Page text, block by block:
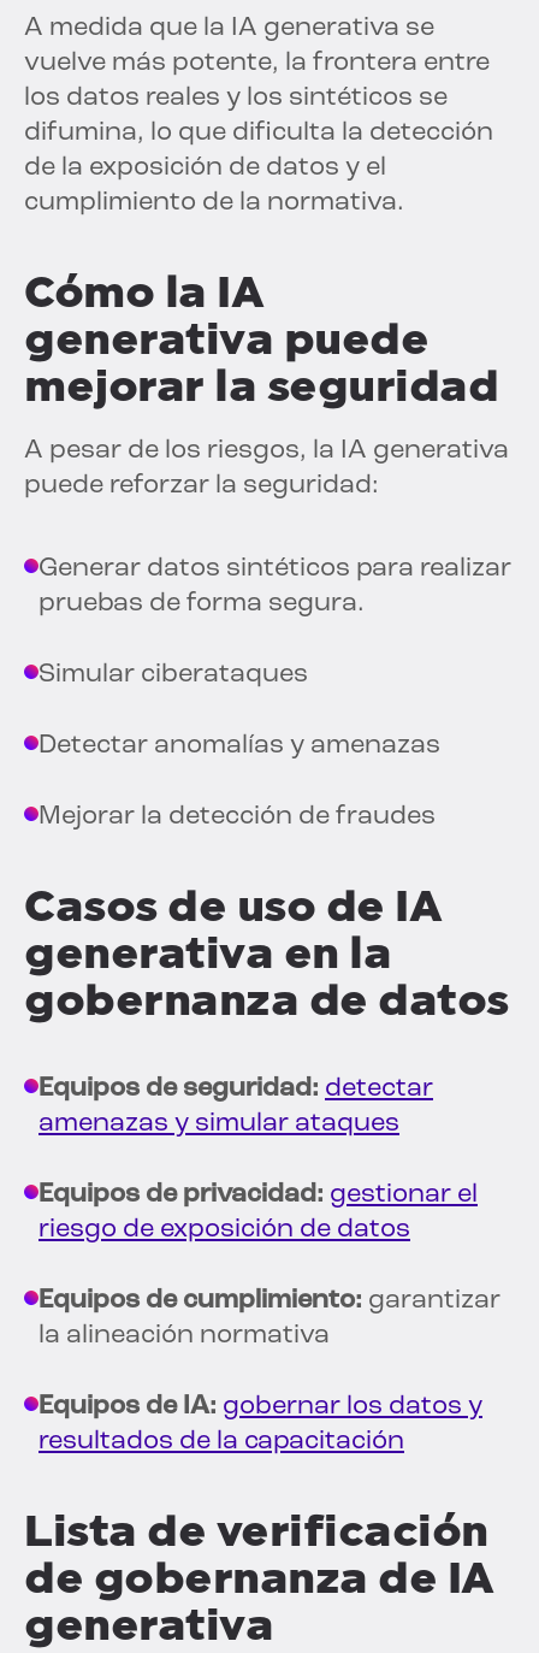
A medida que la IA generativa se
vuelve más potente, la frontera entre
los datos reales y los sintéticos se
difumina, lo que dificulta la detección
de la exposición de datos y el
cumplimiento de la normativa.
Cómo la IA
generativa puede
mejorar la seguridad
A pesar de los riesgos, la IA generativa
puede reforzar la seguridad:
Generar datos sintéticos para realizar
pruebas de forma segura.
Simular ciberataques
Detectar anomalías y amenazas
Mejorar la detección de fraudes
Casos de uso de IA
generativa en la
gobernanza de datos
Equipos de seguridad: detectar
amenazas y simular ataques
Equipos de privacidad: gestionar el
riesgo de exposición de datos
Equipos de cumplimiento: garantizar
la alineación normativa
Equipos de IA: gobernar los datos y
resultados de la capacitación
Lista de verificación
de gobernanza de IA
generativa